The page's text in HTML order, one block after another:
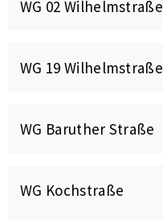
WG 02 Wilhelmstraße
WG 19 Wilhelmstraße
WG Baruther Straße
WG Kochstraße